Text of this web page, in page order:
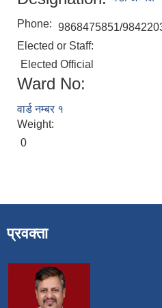
Phone: 9868475851/
Elected or Staff:
Elected Official
Ward No:
वार्ड न‌म्बर १
Weight:
0
प्रवक्ता